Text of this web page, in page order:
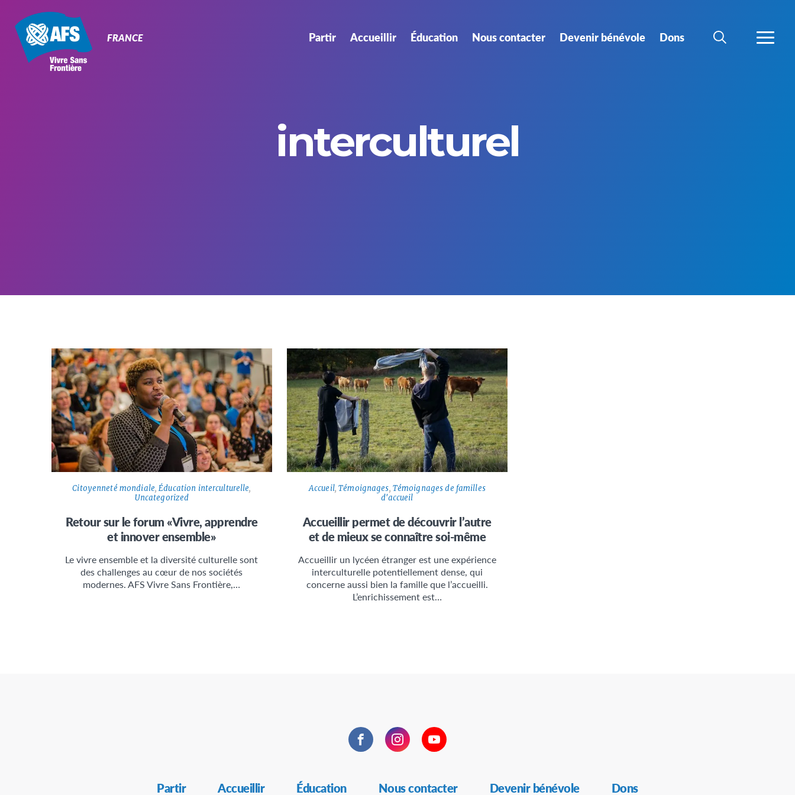
FRANCE Partir Accueillir Éducation Nous contacter Devenir bénévole Dons
CHERCHERPLUS
interculturel
Citoyenneté mondiale,Éducation interculturelle,
Uncategorized
Retour sur le forum «Vivre, apprendre
et innover ensemble»
Le vivre ensemble et la diversité culturelle sont
des challenges au cœur de nos sociétés
modernes. AFS Vivre Sans Frontière,…
Accueil,Témoignages, Témoignages de familles
d'accueil
Accueillir permet de découvrir l’autre
et de mieux se connaître soi-même
Accueillir un lycéen étranger est une expérience
interculturelle potentiellement dense, qui
concerne aussi bien la famille que l’accueilli.
L’enrichissement est…
FacebookInstagramYouTube
Partir Accueillir Éducation Nous contacter Devenir bénévole Dons